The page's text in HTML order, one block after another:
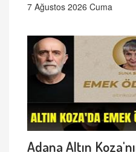
7 Ağustos 2026 Cuma
Adana Altın